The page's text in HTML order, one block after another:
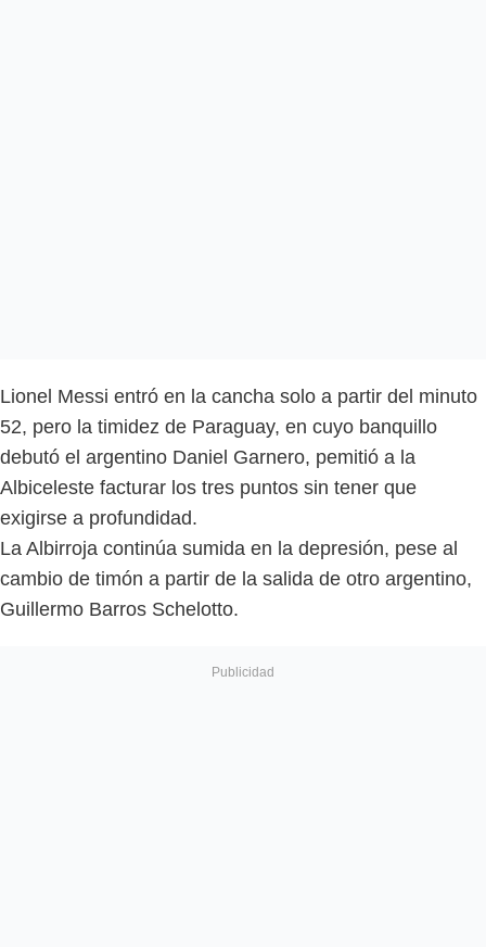
Lionel Messi entró en la cancha solo a partir del minuto
52, pero la timidez de Paraguay, en cuyo banquillo
debutó el argentino Daniel Garnero, pemitió a la
Albiceleste facturar los tres puntos sin tener que
exigirse a profundidad.
La Albirroja continúa sumida en la depresión, pese al
cambio de timón a partir de la salida de otro argentino,
Guillermo Barros Schelotto.